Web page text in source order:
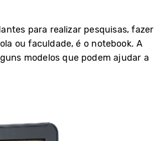
para realizar pesquisas, fazer
ou faculdade, é o notebook. A
modelos que podem ajudar a